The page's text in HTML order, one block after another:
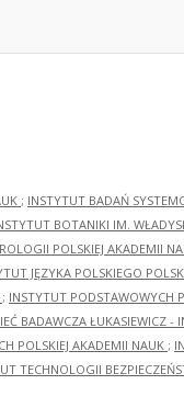
; INSTYTUT BADAŃ
BOTANIKI IM.
POLSKIEJ AKADEMII
JĘZYKA POLSKIEGO
; INSTYTUT PODSTAWOWYCH
BADAWCZA ŁUKASIEWICZ
POLSKIEJ AKADEMII NAUK ;
TECHNOLOGII